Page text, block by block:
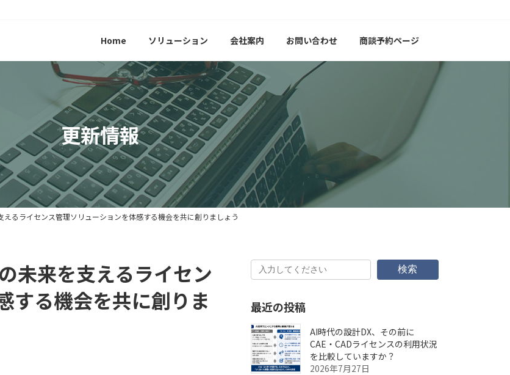
Home ソリューション 会社案内 お問い合わせ 商談予約ページ
更新情報
るライセンス管理ソリューションを体感する機会を共に創りましょう
未来を支えるライセン
する機会を共に創りま
検索
最近の投稿
AI時代の設計DX、その前に
CAE・CADライセンスの利用状況
を比較していますか？
2026年7月27日